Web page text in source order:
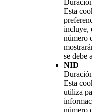
Esta
incluye,
número
se debe
NID
Esta
utiliza
número